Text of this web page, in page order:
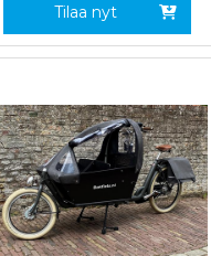
Tilaa nyt